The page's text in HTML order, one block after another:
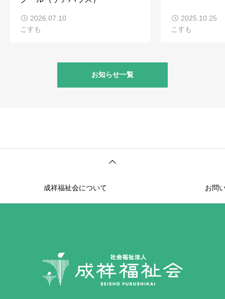
2026.07.10
こすも
2025.10.25
こすも
お知らせ一覧
成祥福祉会について お問